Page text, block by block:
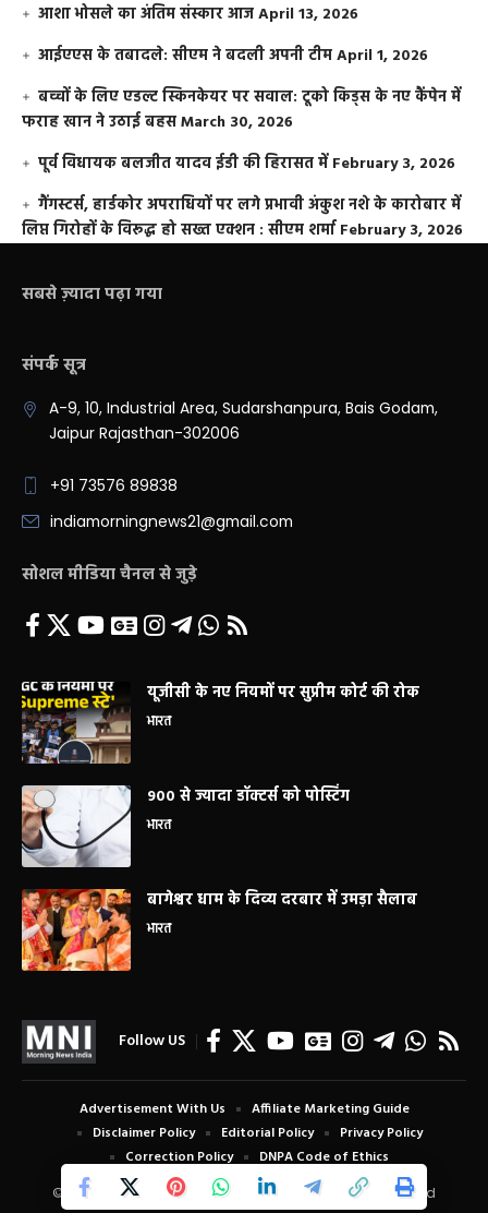
आशा भोसले का अंतिम संस्कार आजApril 13, 2026
आईएएस के तबादले: सीएम ने बदली अपनी टीमApril 1, 2026
बच्चों के लिए एडल्ट स्किनकेयर पर सवाल: टूको किड्स के नए कैंपेन में
फराह खान ने उठाई बहसMarch 30, 2026
पूर्व विधायक बलजीत यादव ईडी की हिरासत में February 3, 2026
गैंगस्टर्स, हार्डकोर अपराधियों पर लगे प्रभावी अंकुश नशे के कारोबार में
लिप्त गिरोहों के विरूद्ध हो सख्त एक्शन : सीएम शर्मा February 3, 2026
सबसे ज़्यादा पढ़ा गया
संपर्क सूत्र
A-9, 10, Industrial Area, Sudarshanpura, Bais Godam,
Jaipur Rajasthan-302006
+91 73576 89838
indiamorningnews21@gmail.com
सोशल मीडिया चैनल से जुड़े
यूजीसी के नए नियमों पर सुप्रीम कोर्ट की रोक
भारत
900 से ज्यादा डॉक्टर्स को पोस्टिंग
भारत
बागेश्वर धाम के दिव्य दरबार में उमड़ा सैलाब
भारत
Follow US
© Copyright 2024 Morning News India. All Rights Reserved
Advertisement With Us
Affiliate Marketing Guide
Disclaimer Policy
Editorial Policy
Privacy Policy
Correction Policy
DNPA Code of Ethics